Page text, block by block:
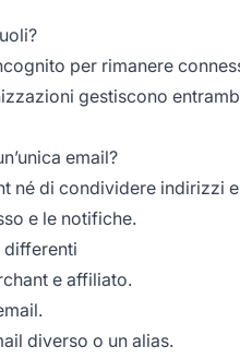
per rimanere
gestiscono
email?
né di condividere indirizzi
e le notifiche.
differenti
e affiliato.
diverso o un alias.